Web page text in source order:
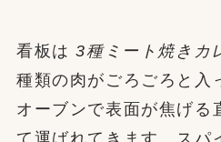
看板は3種ミート焼きカ
種類の肉がごろごろと入
オーブンで表面が焦げる